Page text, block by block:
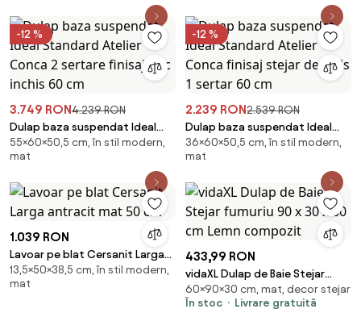
-12 %
3.749 RON4.239 RON
Dulap baza suspendat Ideal
Standard Atelier Conca 2
sertare finisaj nuc inchis 60 cm
55×60×50,5 cm, în stil modern,
mat
-12 %
2.239 RON2.539 RON
Dulap baza suspendat Ideal
Standard Atelier Conca finisaj
stejar deschis 1 sertar 60 cm
36×60×50,5 cm, în stil modern,
mat
1.039 RON
Lavoar pe blat Cersanit Larga
antracit mat 50 cm
13,5×50×38,5 cm, în stil modern,
mat
433,99 RON
vidaXL Dulap de Baie Stejar
fumuriu 90 x 30 x 60 cm Lemn
compozit
60×90×30 cm, mat, decor stejar
În stoc
Livrare gratuită